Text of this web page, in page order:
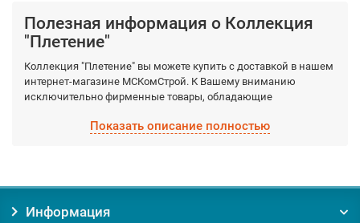
Полезная информация о Коллекция
"Плетение"
Коллекция "Плетение" вы можете купить с доставкой в нашем
интернет-магазине МСКомСтрой. К Вашему вниманию
исключительно фирменные товары, обладающие
фабрично из качественных материалов. Выберите
Заказывая товар Коллекция "Плетение" у нас, вы получаете:
Показать описание полностью
Информация